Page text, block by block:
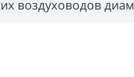
воздуховодов